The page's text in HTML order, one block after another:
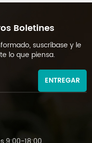
Boletines
suscríbase y le
lo que piensa.
ENTREGAR